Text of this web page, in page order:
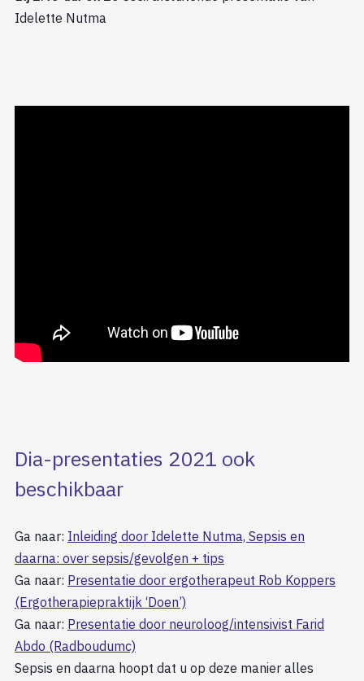
Idelette Nutma
Dia-presentaties 2021 ook
beschikbaar
Ga naar: Inleiding door Idelette Nutma, Sepsis en
daarna: over sepsis/gevolgen + tips
Ga naar: Presentatie door ergotherapeut Rob Koppers
(Ergotherapiepraktijk ‘Doen’)
Ga naar: Presentatie door neuroloog/intensivist Farid
Abdo (Radboudumc)
Sepsis en daarna hoopt dat u op deze manier alles